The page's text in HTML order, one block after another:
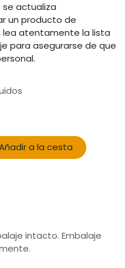
se actualiza
un producto de
lea atentamente la lista
para asegurarse de que
a la cesta
intacto. Embalaje